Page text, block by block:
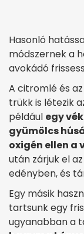
Hasonló
módszernek a
avokádó
A citromlé és
trükk is létezik
például egy
gyümölcs
oxigén ellen
után zárjuk el
edényben, és
Egy másik
tartsunk egy
ugyanabban a